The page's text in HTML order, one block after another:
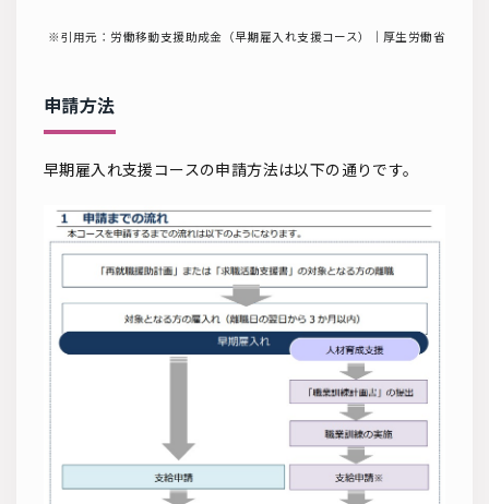
※引用元：労働移動支援助成金（早期雇入れ支援コース）｜厚生労働省
申請方法
早期雇入れ支援コースの申請方法は以下の通りです。